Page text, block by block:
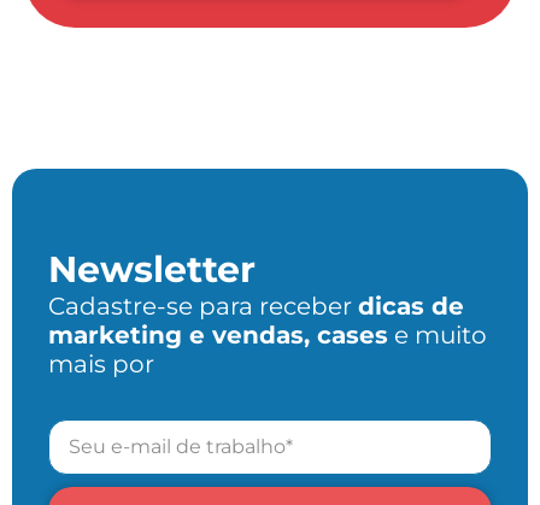
Newsletter
Cadastre-se para receber dicas de
marketing e vendas, cases e muito
mais por